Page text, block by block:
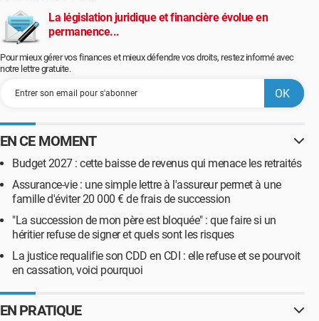
La législation juridique et financière évolue en
permanence...
Pour mieux gérer vos finances et mieux défendre vos droits, restez informé avec
notre lettre gratuite.
EN CE MOMENT
Budget 2027 : cette baisse de revenus qui menace les retraités
Assurance-vie : une simple lettre à l'assureur permet à une
famille d'éviter 20 000 € de frais de succession
"La succession de mon père est bloquée" : que faire si un
héritier refuse de signer et quels sont les risques
La justice requalifie son CDD en CDI : elle refuse et se pourvoit
en cassation, voici pourquoi
EN PRATIQUE